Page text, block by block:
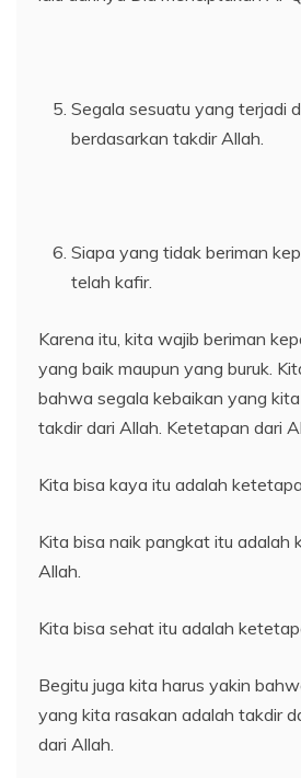
Segala sesuatu yang terjadi
berdasarkan takdir Allah.
Siapa yang tidak beriman
telah kafir.
Karena itu, kita wajib beriman
yang baik maupun yang buruk.
bahwa segala kebaikan yang
takdir dari Allah. Ketetapan dari
Kita bisa kaya itu adalah
Kita bisa naik pangkat itu adalah
Allah.
Kita bisa sehat itu adalah
Begitu juga kita harus yakin
yang kita rasakan adalah takdir
dari Allah.